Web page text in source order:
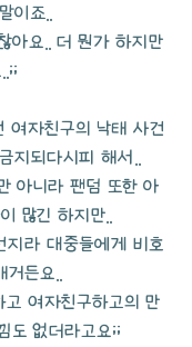
이죠..
아요.. 더 뭔가 하지만
여자친구의 낙태 사건
지되다시피 해서..
아니라 팬덤 또한 아
많긴 하지만..
지라 대중들에게 비호
든요..
여자친구하고의 만
도 없더라고요;;